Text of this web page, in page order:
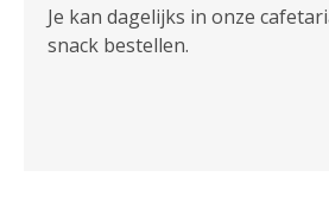
2140 Borgerhout
2170 Merksem
Je kan dagelijks in onze
snack bestellen.